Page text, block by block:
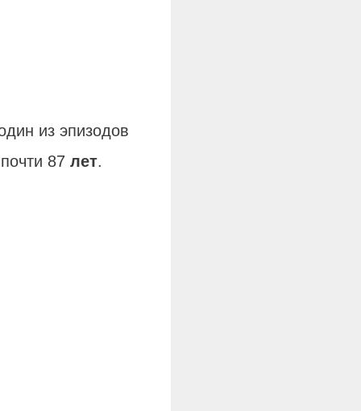
из эпизодов
87 лет.